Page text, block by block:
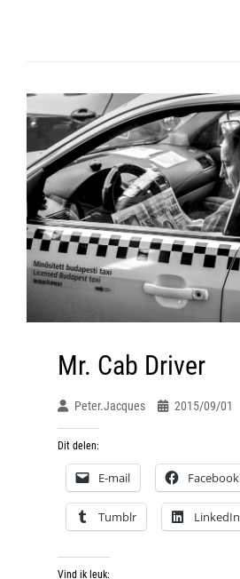
Mr. Cab Driver
Peter.jacques 2015/09/01
Dit delen:
E-mail Facebook
Tumblr LinkedIn
Vind ik leuk: